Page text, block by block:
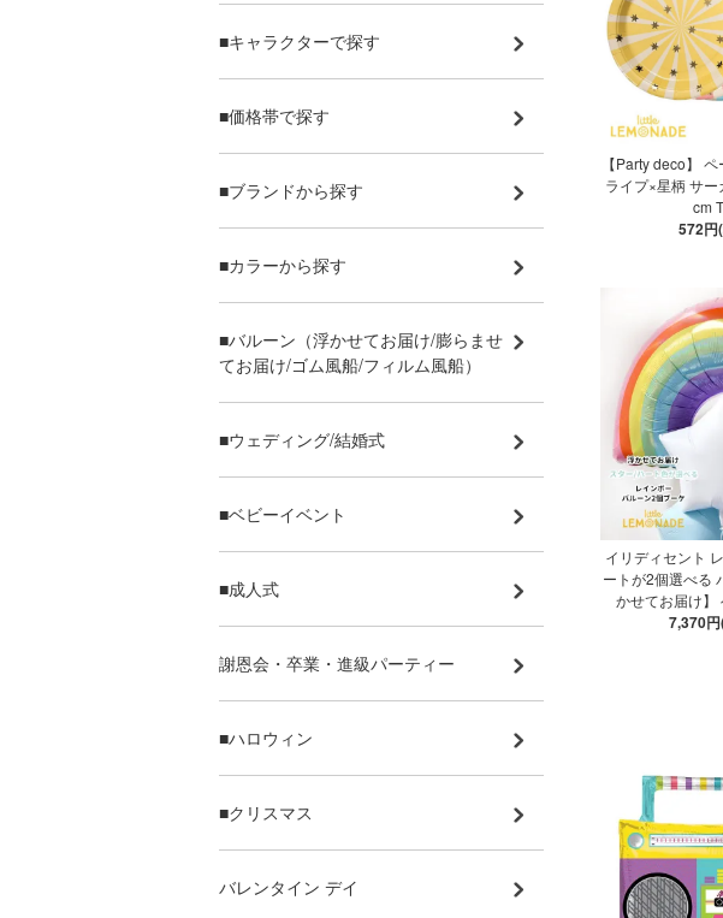
【Party deco】
ライプ×星柄 サ
cm
572円
イリディセント
ートが2個選べる
かせてお届け】
7,370
■キャラクターで探す
■価格帯で探す
■ブランドから探す
■カラーから探す
■バルーン（浮かせてお届け/膨らませ
てお届け/ゴム風船/フィルム風船）
■ウェディング/結婚式
■ベビーイベント
■成人式
謝恩会・卒業・進級パーティー
■ハロウィン
■クリスマス
バレンタイン デイ